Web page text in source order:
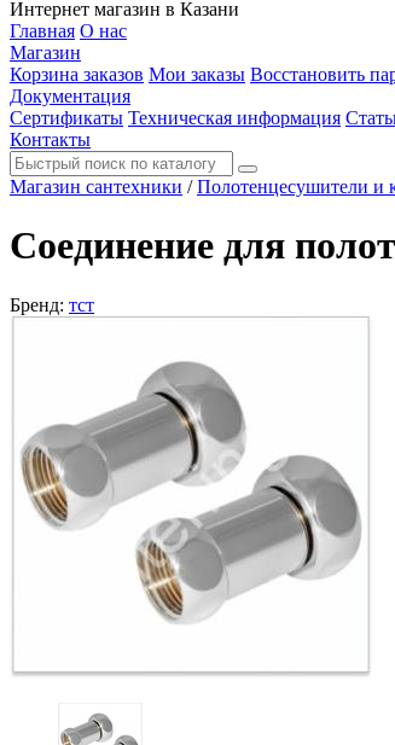
Интернет магазин в Казани
Главная О нас
Магазин
Корзина заказов Мои заказы Восстановить
Документация
Сертификаты Техническая информация
Контакты
Магазин сантехники / Полотенцесушители и
Соединение для
Бренд: тст